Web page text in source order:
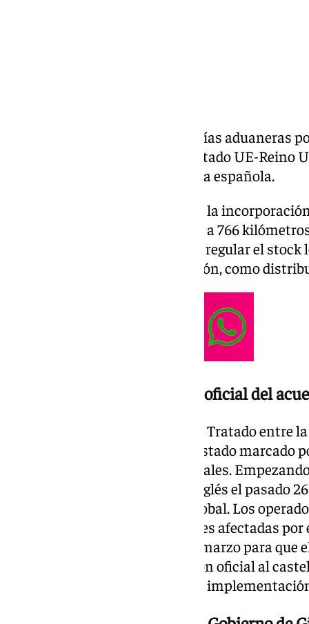
La publicación de las nuevas guías aduaneras
mecanismos operativos del Tratado UE-
técnicas de la Agencia Tributaria española.
Entre las disposiciones destaca la
nodo logístico que se encuentra a 766
cuyo hub es indispensable para regular el
firma Toyota gestiona en el Peñón, como
El desfase en la publicación oficial del
El desarrollo administrativo del Tratado entre
Unido respecto a Gibraltar ha estado marcado
difusión de sus contenidos oficiales.
acuerdo se firmó y publicó en inglés el pasado
primera referencia operativa global. Los
administraciones e instituciones afectadas por
debieron esperar hasta el 13 de marzo para
Exteriores emitiera la traducción oficial al
que ahora se repite en la fase de